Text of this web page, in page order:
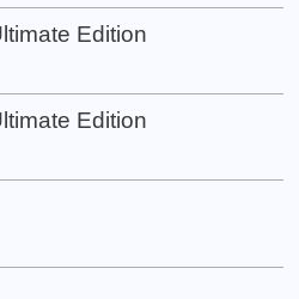
Edition
Edition